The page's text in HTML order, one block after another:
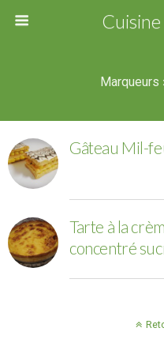
Marqueurs
Gâteau Mil-
Tarte à la
concentré